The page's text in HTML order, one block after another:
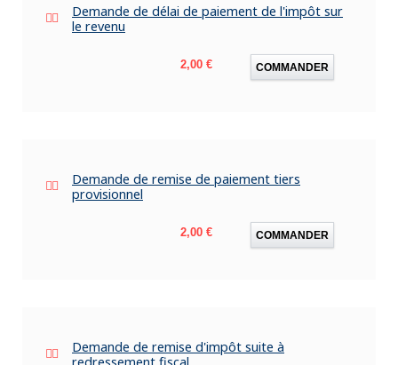
Demande de délai de paiement de l'impôt sur
le revenu
Prix
2,00 € COMMANDER
Demande de remise de paiement tiers
provisionnel
Prix
2,00 € COMMANDER
Demande de remise d'impôt suite à